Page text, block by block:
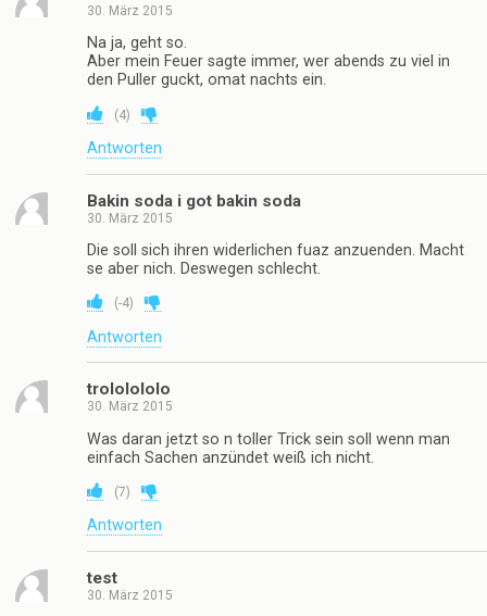
30. März 2015
Na ja, geht so.
Aber mein Feuer sagte immer, wer abends zu viel in
den Puller guckt, omat nachts ein.
(4)
Antworten
Bakin soda i got bakin soda
30. März 2015
Die soll sich ihren widerlichen fuaz anzuenden. Macht
se aber nich. Deswegen schlecht.
(-4)
Antworten
trololololo
30. März 2015
Was daran jetzt so n toller Trick sein soll wenn man
einfach Sachen anzündet weiß ich nicht.
(7)
Antworten
test
30. März 2015